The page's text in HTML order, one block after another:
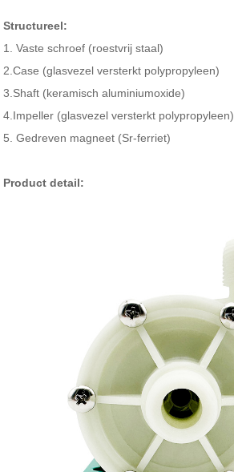
Structureel:
1. Vaste schroef (roestvrij staal)
2.Case (glasvezel versterkt polypropyleen)
3.Shaft (keramisch aluminiumoxide)
4.Impeller (glasvezel versterkt polypropyleen)
5. Gedreven magneet (Sr-ferriet)
Product detail: